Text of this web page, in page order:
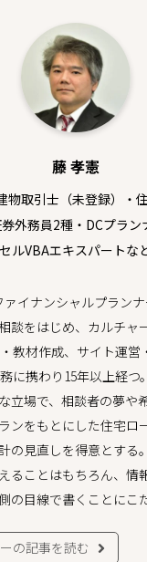
藤 孝憲
物取引士（未登録）・
外務員2種・DCプラン
セルVBAエキスパートな
ァイナンシャルプラン
談をはじめ、カルチャ
教材作成、サイト運営
に携わり15年以上経つ
立場で、相談者の夢や
ンをもとにした住宅ロ
の見直しを得意とする
ることはもちろん、情
の目線で書くことにこ
の記事を読む